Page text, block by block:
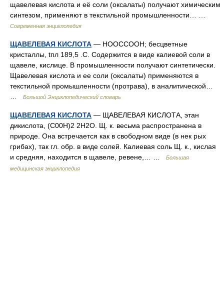
щавелевая кислота и её соли (оксалаты) получают химическим
синтезом, применяют в текстильной промышленности… …
Современная энциклопедия
ЩАВЕЛЕВАЯ КИСЛОТА — НООССООН; бесцветные
кристаллы, tпл 189,5 .С. Содержится в виде калиевой соли в
щавеле, кислице. В промышленности получают синтетически.
Щавелевая кислота и ее соли (оксалаты) применяются в
текстильной промышленности (протрава), в аналитической…
…
Большой Энциклопедический словарь
ЩАВЕЛЕВАЯ КИСЛОТА — ЩАВЕЛЕВАЯ КИСЛОТА, этан
дикислота, (С00Н)2 2Н2О. Щ. к. весьма распространена в
природе. Она встречается как в свободном виде (в нек рых
грибах), так гл. обр. в виде солей. Калиевая соль Щ. к., кислая
и средняя, находится в щавеле, ревене,… …
Большая
медицинская энциклопедия